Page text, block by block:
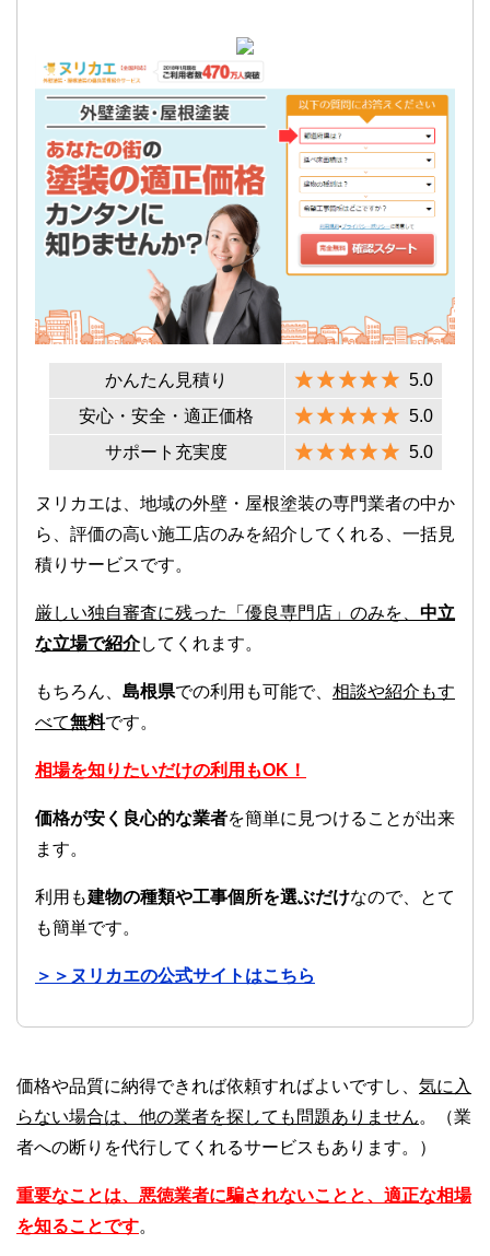
かんたん見積り
5.0
安心・安全・適正価格
5.0
サポート充実度
5.0
ヌリカエは、地域の外壁・屋根塗装の専門業者の中か
ら、評価の高い施工店のみを紹介してくれる、一括見
積りサービスです。
厳しい独自審査に残った「優良専門店」のみを、 中立
な立場で紹介してくれます。
もちろん、 島根県での利用も可能で、 相談や紹介もす
べて無料です。
相場を知りたいだけの利用もOK！
価格が安く良心的な業者を簡単に見つけることが出来
ます。
利用も建物の種類や工事個所を選ぶだけなので、とて
も簡単です。
＞＞ヌリカエの公式サイトはこちら
価格や品質に納得できれば依頼すればよいですし、 気に入
らない場合は、他の業者を探しても問題ありません。（業
者への断りを代行してくれるサービスもあります。）
重要なことは、悪徳業者に騙されないことと、適正な相場
を知ることです。